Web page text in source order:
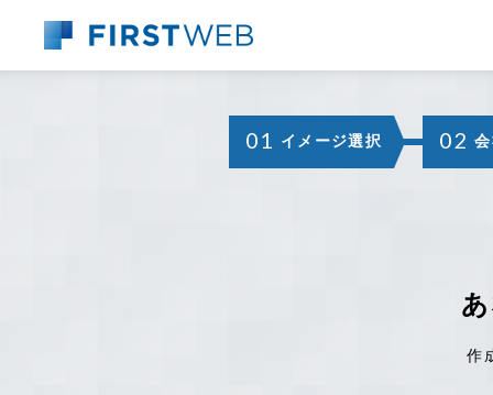
01 イメージ選択 02
作